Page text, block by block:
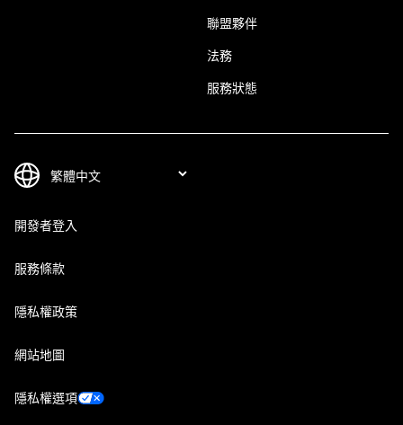
聯盟夥伴
法務
服務狀態
開發者登入
服務條款
隱私權政策
網站地圖
隱私權選項